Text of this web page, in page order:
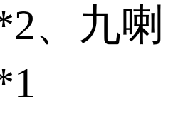
、九喇